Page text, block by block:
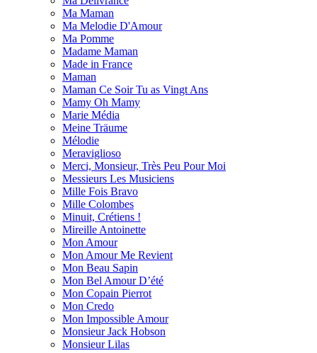
Ma Maman
Ma Melodie D'Amour
Ma Pomme
Madame Maman
Made in France
Maman
Maman Ce Soir Tu as Vingt Ans
Mamy Oh Mamy
Marie Média
Meine Träume
Mélodie
Meraviglioso
Merci, Monsieur, Très Peu Pour Moi
Messieurs Les Musiciens
Mille Fois Bravo
Mille Сolombes
Minuit, Crétiens !
Mireille Antoinette
Mon Amour
Mon Amour Me Revient
Mon Beau Sapin
Mon Bel Amour D’été
Mon Copain Pierrot
Mon Credo
Mon Impossible Amour
Monsieur Jack Hobson
Monsieur Lilas